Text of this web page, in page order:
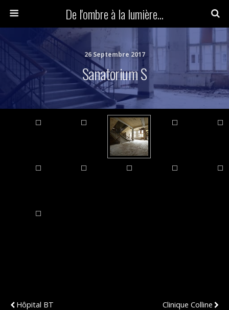
De l'ombre à la lumière...
26 Septembre 2017
Sanatorium S
Hôpital BT
Clinique Colline